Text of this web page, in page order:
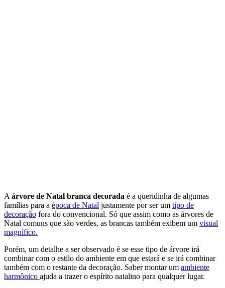
Aárvore de Natal branca decorada é a queridinha de algumas
famílias para a época de Natal justamente por ser um tipo de
decoração fora do convencional. Só que assim como as árvores de
Natal comuns que são verdes, as brancas também exibem um visual
magnífico.
Porém, um detalhe a ser observado é se esse tipo de árvore irá
combinar com o estilo do ambiente em que estará e se irá combinar
também com o restante da decoração. Saber montar um ambiente
harmônico ajuda a trazer o espírito natalino para qualquer lugar.